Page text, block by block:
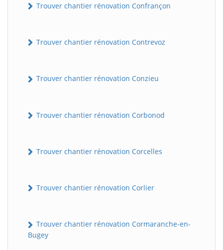
Trouver chantier rénovation Confrançon
Trouver chantier rénovation Contrevoz
Trouver chantier rénovation Conzieu
Trouver chantier rénovation Corbonod
Trouver chantier rénovation Corcelles
Trouver chantier rénovation Corlier
Trouver chantier rénovation Cormaranche-en-
Bugey
B Assistant en ligne